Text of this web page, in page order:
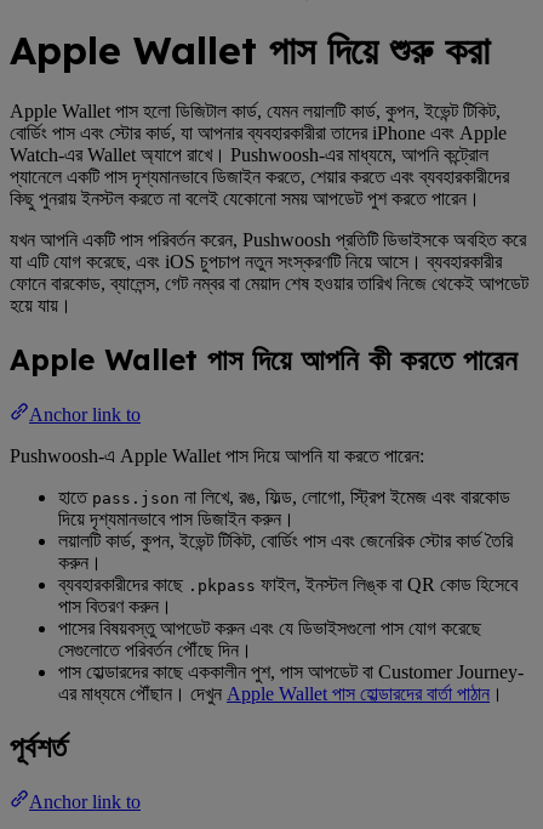
Apple Wallet পাস দিয়ে শুরু করা
Apple Wallet পাস হলো ডিজিটাল কার্ড, যেমন লয়ালটি কার্ড, কুপন, ইভেন্ট টিকিট,
বোর্ডিং পাস এবং স্টোর কার্ড, যা আপনার ব্যবহারকারীরা তাদের iPhone এবং Apple
Watch-এর Wallet অ্যাপে রাখে। Pushwoosh-এর মাধ্যমে, আপনি কন্ট্রোল
প্যানেলে একটি পাস দৃশ্যমানভাবে ডিজাইন করতে, শেয়ার করতে এবং ব্যবহারকারীদের
কিছু পুনরায় ইনস্টল করতে না বলেই যেকোনো সময় আপডেট পুশ করতে পারেন।
যখন আপনি একটি পাস পরিবর্তন করেন, Pushwoosh প্রতিটি ডিভাইসকে অবহিত করে
যা এটি যোগ করেছে, এবং iOS চুপচাপ নতুন সংস্করণটি নিয়ে আসে। ব্যবহারকারীর
ফোনে বারকোড, ব্যালেন্স, গেট নম্বর বা মেয়াদ শেষ হওয়ার তারিখ নিজে থেকেই আপডেট
হয়ে যায়।
Apple Wallet পাস দিয়ে আপনি কী করতে পারেন
Anchor link to
Pushwoosh-এ Apple Wallet পাস দিয়ে আপনি যা করতে পারেন:
হাতে pass.json না লিখে, রঙ, ফিল্ড, লোগো, স্ট্রিপ ইমেজ এবং বারকোড
দিয়ে দৃশ্যমানভাবে পাস ডিজাইন করুন।
লয়ালটি কার্ড, কুপন, ইভেন্ট টিকিট, বোর্ডিং পাস এবং জেনেরিক স্টোর কার্ড তৈরি
করুন।
ব্যবহারকারীদের কাছে .pkpass ফাইল, ইনস্টল লিঙ্ক বা QR কোড হিসেবে
পাস বিতরণ করুন।
পাসের বিষয়বস্তু আপডেট করুন এবং যে ডিভাইসগুলো পাস যোগ করেছে
সেগুলোতে পরিবর্তন পৌঁছে দিন।
পাস হোল্ডারদের কাছে এককালীন পুশ, পাস আপডেট বা Customer Journey-
এর মাধ্যমে পৌঁছান। দেখুন Apple Wallet পাস হোল্ডারদের বার্তা পাঠান ।
পূর্বশর্ত
Anchor link to